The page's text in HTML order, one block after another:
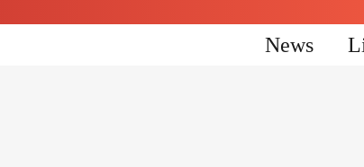
News